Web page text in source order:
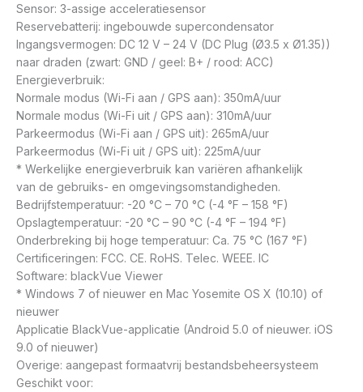
Sensor: 3-assige acceleratiesensor
Reservebatterij: ingebouwde supercondensator
Ingangsvermogen: DC 12 V – 24 V (DC Plug (Ø3.5 x Ø1.35))
naar draden (zwart: GND / geel: B+ / rood: ACC)
Energieverbruik:
Normale modus (Wi-Fi aan / GPS aan): 350mA/uur
Normale modus (Wi-Fi uit / GPS aan): 310mA/uur
Parkeermodus (Wi-Fi aan / GPS uit): 265mA/uur
Parkeermodus (Wi-Fi uit / GPS uit): 225mA/uur
* Werkelijke energieverbruik kan variëren afhankelijk
van de gebruiks- en omgevingsomstandigheden.
Bedrijfstemperatuur: -20 °C – 70 °C (-4 °F – 158 °F)
Opslagtemperatuur: -20 °C – 90 °C (-4 °F – 194 °F)
Onderbreking bij hoge temperatuur: Ca. 75 °C (167 °F)
Certificeringen: FCC. CE. RoHS. Telec. WEEE. IC
Software: blackVue Viewer
* Windows 7 of nieuwer en Mac Yosemite OS X (10.10) of
nieuwer
Applicatie BlackVue-applicatie (Android 5.0 of nieuwer. iOS
9.0 of nieuwer)
Overige: aangepast formaatvrij bestandsbeheersysteem
Geschikt voor: